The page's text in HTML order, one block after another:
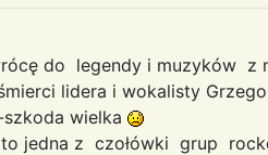
do legendy i muzyków z
lidera i wokalisty
szkoda wielka
to jedna z czołówki grup